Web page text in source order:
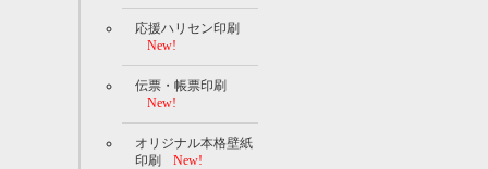
応援ハリセン印刷
New!
伝票・帳票印刷
New!
オリジナル本格壁紙
印刷
New!